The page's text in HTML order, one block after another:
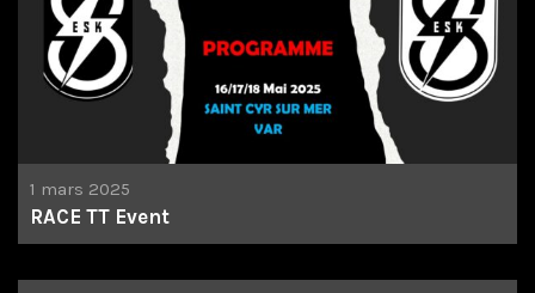
1 mars 2025
RACE TT Event